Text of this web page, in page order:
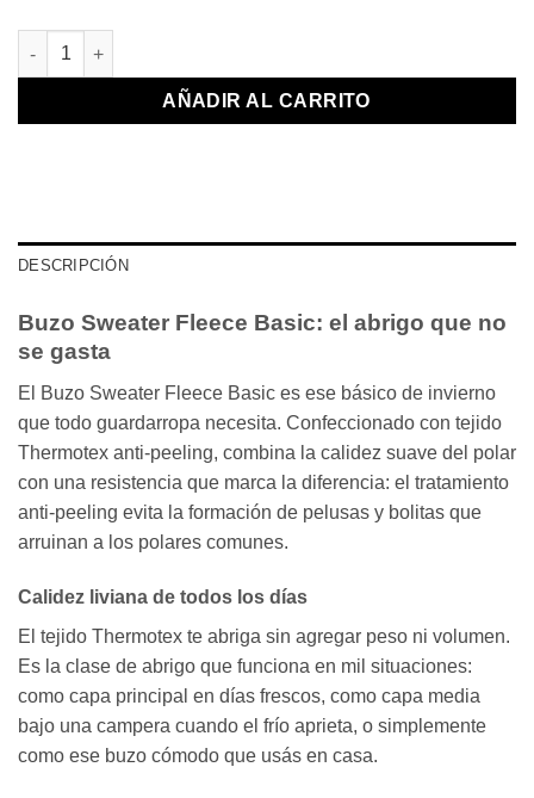
Buzo Sweater Fleece Marrón oscuro cantidad
AÑADIR AL CARRITO
DESCRIPCIÓN
Buzo Sweater Fleece Basic: el abrigo que no
se gasta
El Buzo Sweater Fleece Basic es ese básico de invierno
que todo guardarropa necesita. Confeccionado con tejido
Thermotex anti-peeling, combina la calidez suave del polar
con una resistencia que marca la diferencia: el tratamiento
anti-peeling evita la formación de pelusas y bolitas que
arruinan a los polares comunes.
Calidez liviana de todos los días
El tejido Thermotex te abriga sin agregar peso ni volumen.
Es la clase de abrigo que funciona en mil situaciones:
como capa principal en días frescos, como capa media
bajo una campera cuando el frío aprieta, o simplemente
como ese buzo cómodo que usás en casa.